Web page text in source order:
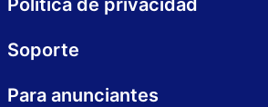
Política de privacidad
Soporte
Para anunciantes